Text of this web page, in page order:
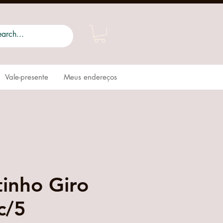
Vale-presente Meus endereços
Giro
5